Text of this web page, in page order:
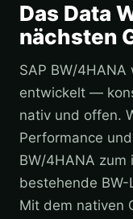
Das Data
nächsten
SAP BW/
entwickelt —
nativ und offen.
Performance
BW/4HANA
bestehende
Mit dem nativen